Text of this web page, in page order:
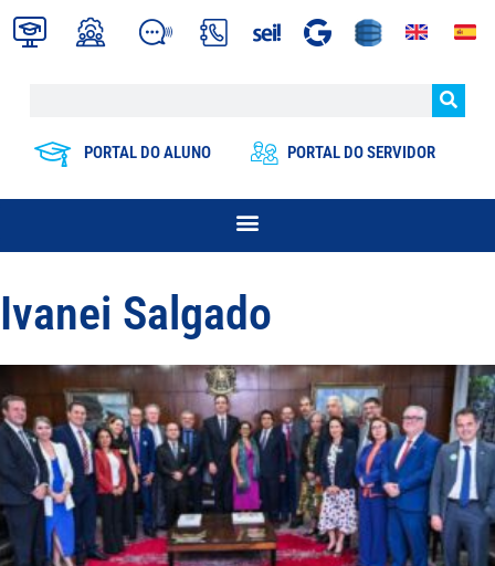
PORTAL DO ALUNO PORTAL DO SERVIDOR
Ivanei Salgado